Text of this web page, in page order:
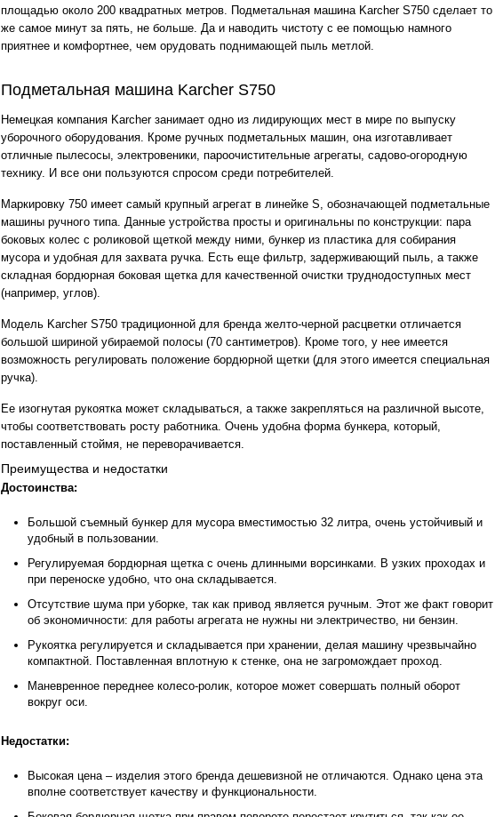
площадью около 200 квадратных метров. Подметальная машина Karcher S750 сделает то
же самое минут за пять, не больше. Да и наводить чистоту с ее помощью намного
приятнее и комфортнее, чем орудовать поднимающей пыль метлой.
Подметальная машина Karcher S750
Немецкая компания Karcher занимает одно из лидирующих мест в мире по выпуску
уборочного оборудования. Кроме ручных подметальных машин, она изготавливает
отличные пылесосы, электровеники, пароочистительные агрегаты, садово-огородную
технику. И все они пользуются спросом среди потребителей.
Маркировку 750 имеет самый крупный агрегат в линейке S, обозначающей подметальные
машины ручного типа. Данные устройства просты и оригинальны по конструкции: пара
боковых колес с роликовой щеткой между ними, бункер из пластика для собирания
мусора и удобная для захвата ручка. Есть еще фильтр, задерживающий пыль, а также
складная бордюрная боковая щетка для качественной очистки труднодоступных мест
(например, углов).
Модель Karcher S750 традиционной для бренда желто-черной расцветки отличается
большой шириной убираемой полосы (70 сантиметров). Кроме того, у нее имеется
возможность регулировать положение бордюрной щетки (для этого имеется специальная
ручка).
Ее изогнутая рукоятка может складываться, а также закрепляться на различной высоте,
чтобы соответствовать росту работника. Очень удобна форма бункера, который,
поставленный стоймя, не переворачивается.
Преимущества и недостатки
Достоинства:
Большой съемный бункер для мусора вместимостью 32 литра, очень устойчивый и
удобный в пользовании.
Регулируемая бордюрная щетка с очень длинными ворсинками. В узких проходах и
при переноске удобно, что она складывается.
Отсутствие шума при уборке, так как привод является ручным. Этот же факт говорит
об экономичности: для работы агрегата не нужны ни электричество, ни бензин.
Рукоятка регулируется и складывается при хранении, делая машину чрезвычайно
компактной. Поставленная вплотную к стенке, она не загромождает проход.
Маневренное переднее колесо-ролик, которое может совершать полный оборот
вокруг оси.
Недостатки:
Высокая цена – изделия этого бренда дешевизной не отличаются. Однако цена эта
вполне соответствует качеству и функциональности.